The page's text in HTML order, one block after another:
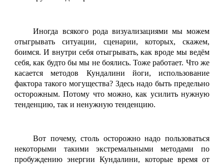
Иногда всякого рода визуализациями мы можем
отыгрывать ситуации, сценарии, которых, скажем,
боимся. И внутри себя отыгрывать, как вроде мы ведём
себя, как будто бы мы не боялись. Тоже работает. Что же
касается методов Кундалини йоги, использование
фактора такого могущества? Здесь надо быть предельно
осторожным. Потому что можно, как усилить нужную
тенденцию, так и ненужную тенденцию.
Вот почему, столь осторожно надо пользоваться
некоторыми такими экстремальными методами по
пробуждению энергии Кундалини, которые время от